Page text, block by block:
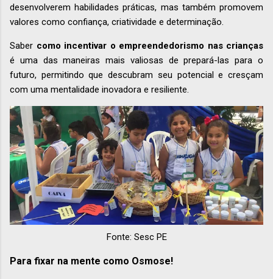
desenvolverem habilidades práticas, mas também promovem
valores como confiança, criatividade e determinação.
Saber como incentivar o empreendedorismo nas crianças
é uma das maneiras mais valiosas de prepará-las para o
futuro, permitindo que descubram seu potencial e cresçam
com uma mentalidade inovadora e resiliente.
Fonte: Sesc PE
Para fixar na mente como Osmose!